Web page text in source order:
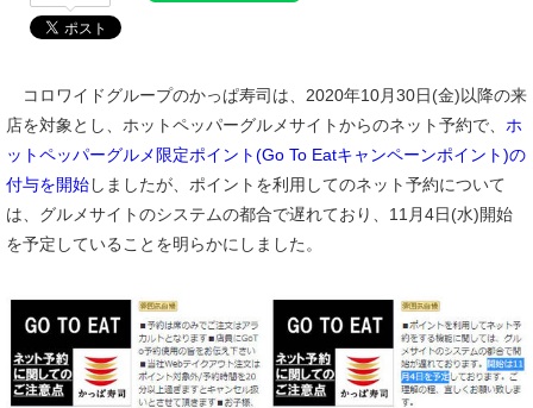
コロワイドグループのかっぱ寿司は、2020年10月30日(金)以降の来
店を対象とし、ホットペッパーグルメサイトからのネット予約で、 ホ
ットペッパーグルメ限定ポイント(Go To Eatキャンペーンポイント)の
付与を開始しましたが、ポイントを利用してのネット予約について
は、グルメサイトのシステムの都合で遅れており、11月4日(水)開始
を予定していることを明らかにしました。